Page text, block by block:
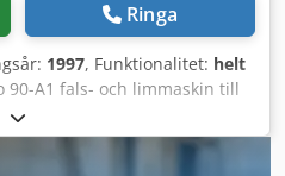
Ringa
1997, Funktionalitet: helt
90-A1 fals- och limmaskin till
med 4
Dsdpfx Aaoxnzq Dstjck
400 m/min